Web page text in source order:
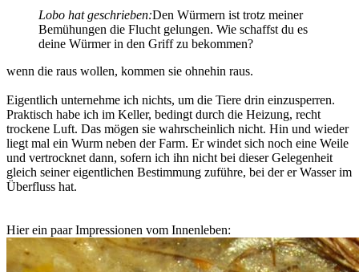
Lobo hat geschrieben:Den Würmern ist trotz meiner
Bemühungen die Flucht gelungen. Wie schaffst du es
deine Würmer in den Griff zu bekommen?
wenn die raus wollen, kommen sie ohnehin raus.
Eigentlich unternehme ich nichts, um die Tiere drin einzusperren.
Praktisch habe ich im Keller, bedingt durch die Heizung, recht
trockene Luft. Das mögen sie wahrscheinlich nicht. Hin und wieder
liegt mal ein Wurm neben der Farm. Er windet sich noch eine Weile
und vertrocknet dann, sofern ich ihn nicht bei dieser Gelegenheit
gleich seiner eigentlichen Bestimmung zuführe, bei der er Wasser im
Überfluss hat.
Hier ein paar Impressionen vom Innenleben: